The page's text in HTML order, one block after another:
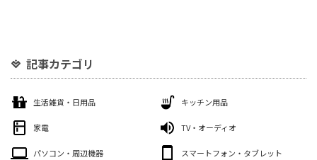
記事カテゴリ
生活雑貨・日用品 キッチン用品
家電 TV・オーディオ
パソコン・周辺機器 スマートフォン・タブレット